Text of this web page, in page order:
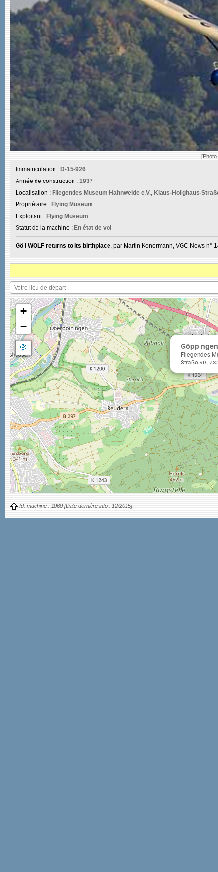
[Photo
Immatriculation : D-15-926
Année de construction : 1937
Localisation : Fliegendes Museum Hahnweide e.V., Klaus-Holighaus-
Propriétaire : Flying Museum
Exploitant : Flying Museum
Statut de la machine : En état de vol
Gö l WOLF returns to its birthplace , par Martin Konermann, VGC News n°
Fliegendes
Straße 59,
+
−
🎯
Id. machine : 1060 [Date dernière info : 12/2015]